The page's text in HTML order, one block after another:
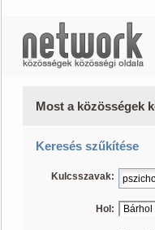
Most a közösségek
Keresés szűkítése
Kulcsszavak:
Hol: